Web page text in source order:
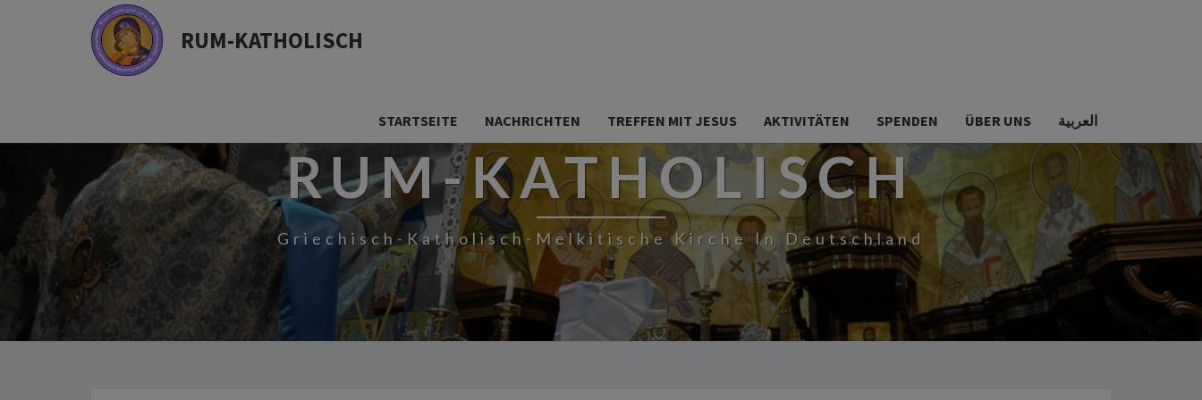
RUM-KATHOLISCH
STARTSEITE NACHRICHTEN TREFFEN MIT JESUS AKTIVITÄTEN SPENDEN ÜBER UNS العربية
RUM-KATHOLISCH
Griechisch-Katholisch-Melkitische Kirche In Deutschland